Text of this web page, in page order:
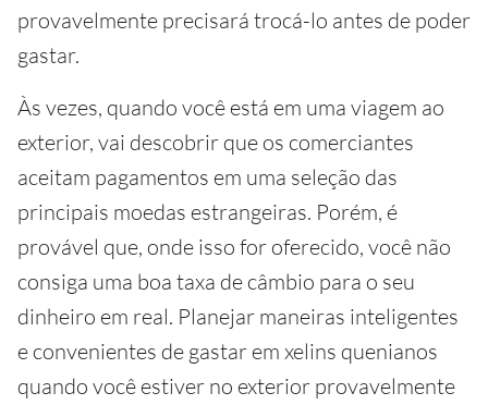
provavelmente precisará trocá-lo antes de poder
gastar.
Às vezes, quando você está em uma viagem ao
exterior, vai descobrir que os comerciantes
aceitam pagamentos em uma seleção das
principais moedas estrangeiras. Porém, é
provável que, onde isso for oferecido, você não
consiga uma boa taxa de câmbio para o seu
dinheiro em real. Planejar maneiras inteligentes
e convenientes de gastar em xelins quenianos
quando você estiver no exterior provavelmente